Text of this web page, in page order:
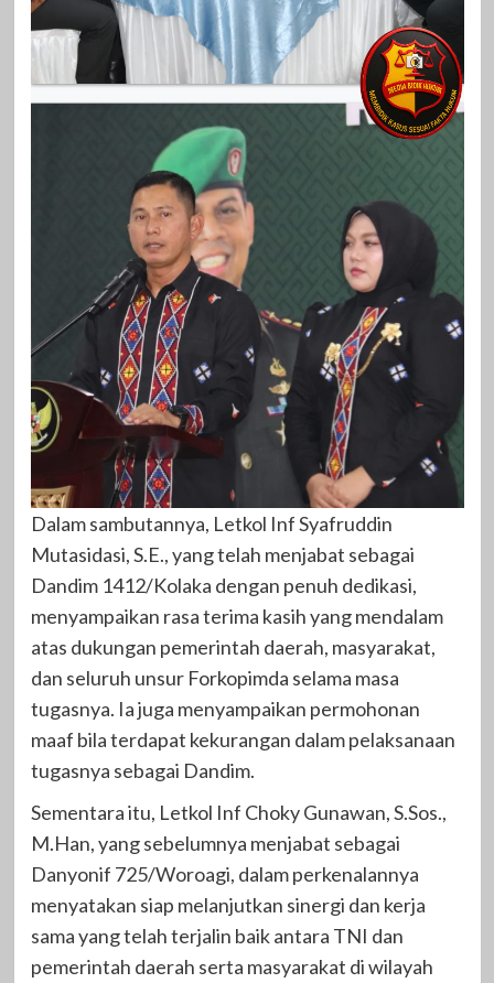
Dalam sambutannya, Letkol Inf Syafruddin
Mutasidasi, S.E., yang telah menjabat sebagai
Dandim 1412/Kolaka dengan penuh dedikasi,
menyampaikan rasa terima kasih yang mendalam
atas dukungan pemerintah daerah, masyarakat,
dan seluruh unsur Forkopimda selama masa
tugasnya. Ia juga menyampaikan permohonan
maaf bila terdapat kekurangan dalam pelaksanaan
tugasnya sebagai Dandim.
Sementara itu, Letkol Inf Choky Gunawan, S.Sos.,
M.Han, yang sebelumnya menjabat sebagai
Danyonif 725/Woroagi, dalam perkenalannya
menyatakan siap melanjutkan sinergi dan kerja
sama yang telah terjalin baik antara TNI dan
pemerintah daerah serta masyarakat di wilayah